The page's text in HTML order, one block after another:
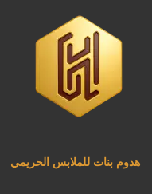
هدوم بنات للملابس الحريمي